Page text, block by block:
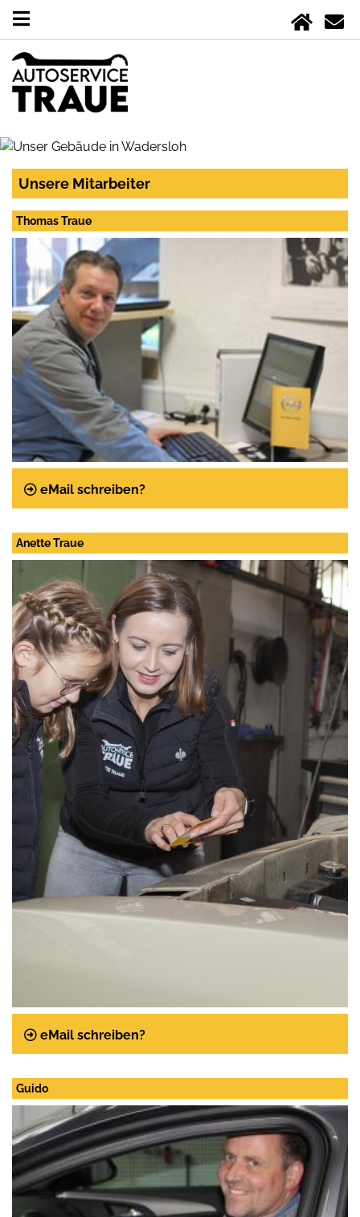
Unsere Mitarbeiter
Thomas Traue
Telefon:
Telefax:
eMail schreiben?
Anette Traue
Telefon:
Telefax:
eMail schreiben?
Guido
Telefon: